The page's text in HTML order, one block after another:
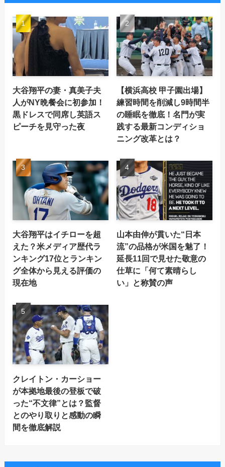
大谷翔平の妻・真美子夫
人がNY晩餐会に初参加！
黒ドレスで同席し英語ス
ピーチを見守った夜
【横浜高校 甲子園出場】
練習時間を削減し9時間半
の睡眠を徹底！名門が実
践する最新コンディショ
ニング改革とは？
大谷翔平はイチローを超
えた？米メディア歴代ラ
ンキング17位とランキン
グ全体から見える評価の
現在地
山本由伸が貫いた“日本
流”の品格が米国を魅了！
延長11回で見せた敬意の
仕草に「何て素晴らし
い」と称賛の声
クレイトン・カーショー
が本拠地最後の登板で破
った“不文律”とは？監督
とのやり取りと感動の瞬
間を徹底解説